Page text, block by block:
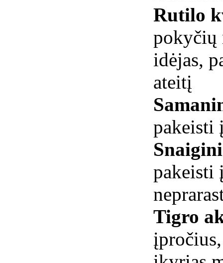
Rutilo
pokyčių
idėjas,
ateitį
pakeisti
pakeisti
Tigro